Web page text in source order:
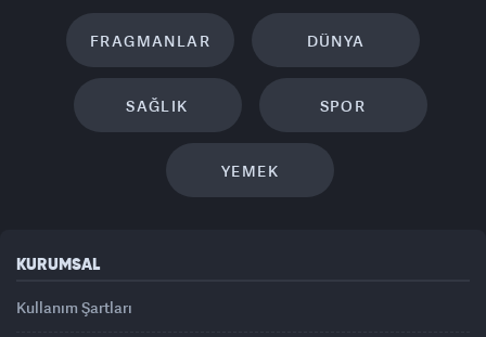
FRAGMANLAR DÜNYA
SAĞLIK SPOR
YEMEK
KURUMSAL
Kullanım Şartları